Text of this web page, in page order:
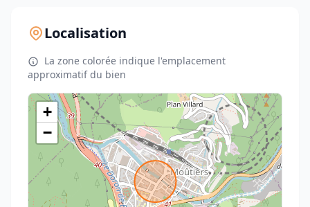
Localisation
La zone colorée indique l'emplacement
approximatif du bien
+
−